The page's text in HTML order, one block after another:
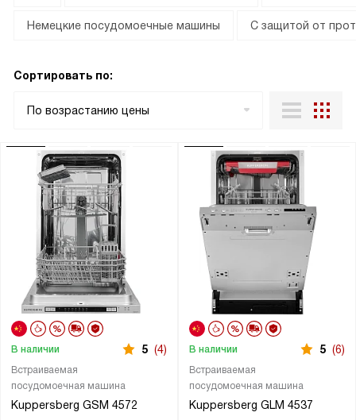
Немецкие посудомоечные машины С защитой от
Сортировать по:
По возрастанию цены
Встраиваемая
посудомоечная машина
Kuppersberg GSM 4572
В наличии 5 (4)
Встраиваемая
посудомоечная машина
Kuppersberg GLM 4537
В наличии 5 (6)